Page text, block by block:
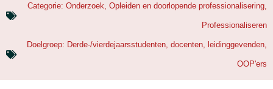
Categorie: Onderzoek Opleiden en doorlopende professionalisering
Professionaliseren
Doelgroep: Derde-/vierdejaarsstudenten docenten leidinggevenden
OOP'ers